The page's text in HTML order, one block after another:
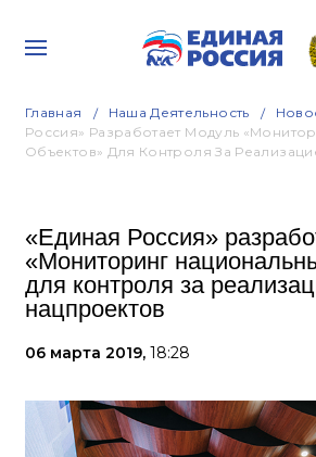
Главная Наша Деятельность
Россия» Разработает Модуль
Объектов» Для Контроля За
«Единая Россия»
«Мониторинг
для контроля за
нацпроектов
06 марта 2019, 18:28